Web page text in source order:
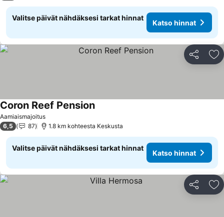
Valitse päivät nähdäksesi tarkat hinnat
Katso hinnat
Jaa
Aamiaismajoitus
Coron Reef PensionKatso hinnat
6,5 87 1.8 km kohteesta Keskusta
Valitse päivät nähdäksesi tarkat hinnat
Katso hinnat
Jaa